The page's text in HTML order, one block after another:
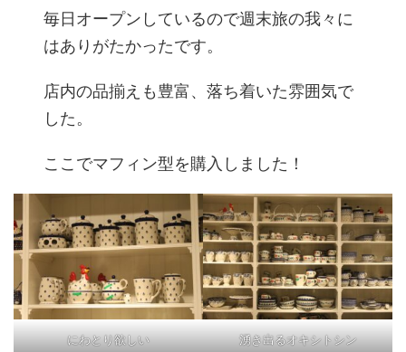
毎日オープンしているので週末旅の我々に
はありがたかったです。
店内の品揃えも豊富、落ち着いた雰囲気で
した。
ここでマフィン型を購入しました！
にわとり欲しい 湧き出るオキシトシン